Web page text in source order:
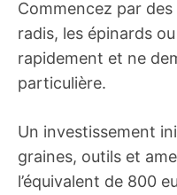
Commencez par
radis, les épinards
rapidement et ne
particulière.
Un investissement
graines, outils et
l’équivalent de 800